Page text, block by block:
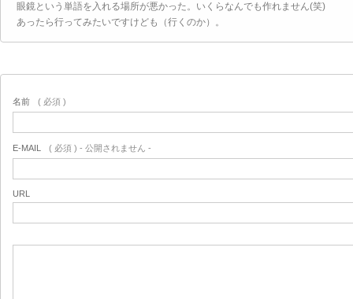
眼鏡という単語を入れる場所が悪かった。いくらなんでも作れません(笑)
あったら行ってみたいですけども（行くのか）。
名前 ( 必須 )
E-MAIL ( 必須 ) - 公開されません -
URL